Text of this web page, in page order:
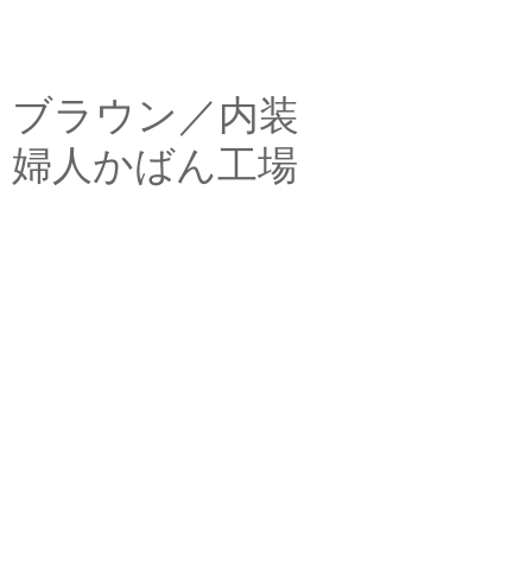
ブラウン／内装
婦人かばん工場